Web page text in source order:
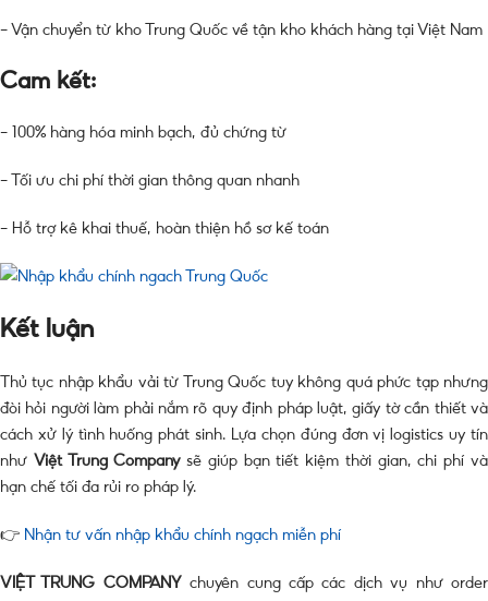
– Vận chuyển từ kho Trung Quốc về tận kho khách hàng tại Việt Nam
Cam kết:
– 100% hàng hóa minh bạch, đủ chứng từ
– Tối ưu chi phí thời gian thông quan nhanh
– Hỗ trợ kê khai thuế, hoàn thiện hồ sơ kế toán
Kết luận
Thủ tục nhập khẩu vải từ Trung Quốc tuy không quá phức tạp nhưng
đòi hỏi người làm phải nắm rõ quy định pháp luật, giấy tờ cần thiết và
cách xử lý tình huống phát sinh. Lựa chọn đúng đơn vị logistics uy tín
như Việt Trung Companysẽ giúp bạn tiết kiệm thời gian, chi phí và
hạn chế tối đa rủi ro pháp lý.
👉 Nhận tư vấn nhập khẩu chính ngạch miễn phí
VIỆT TRUNG COMPANY chuyên cung cấp các dịch vụ như order